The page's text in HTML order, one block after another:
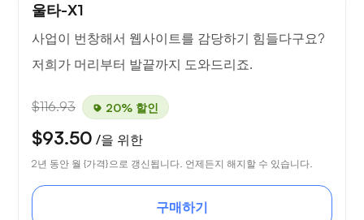
울타-X1
사업이 번창해서 웹사이트를 감당하기 힘들다구요?
저희가 머리부터 발끝까지 도와드리죠.
$116.93 20% 할인
$93.50 /을 위한
2년 동안 월 {가격}으로 갱신됩니다. 언제든지 해지할 수 있습니다.
구매하기